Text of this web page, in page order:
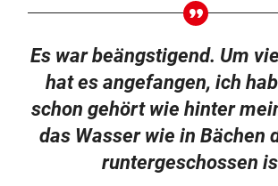
Es war beängstigend. Um
hat es angefangen, ich
schon gehört wie hinter
das Wasser wie in Bächen
runtergeschossen